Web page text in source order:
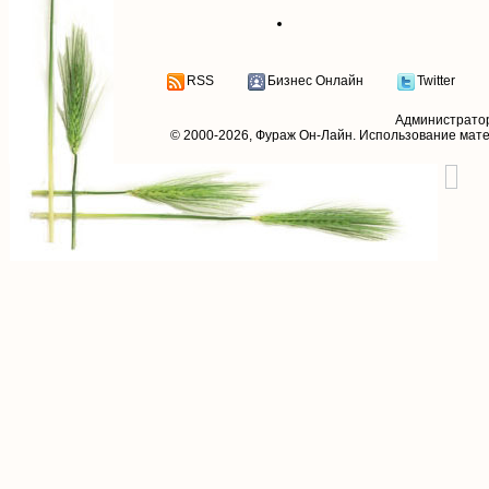
RSS Бизнес Онлайн Twitter
© 2000-2026, Фураж Он-Лайн. Использование